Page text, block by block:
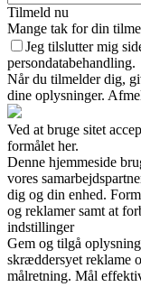
Tilmeld nu
Mange tak for din
Jeg tilslutter mig
persondatabehandling.
Når du tilmelder dig,
dine oplysninger.
Ved at bruge sitet
formålet her.
Denne hjemmeside
vores
dig og din enhed.
og reklamer samt at
indstillinger
Gem og tilgå
skræddersyet reklame
målretning. Mål